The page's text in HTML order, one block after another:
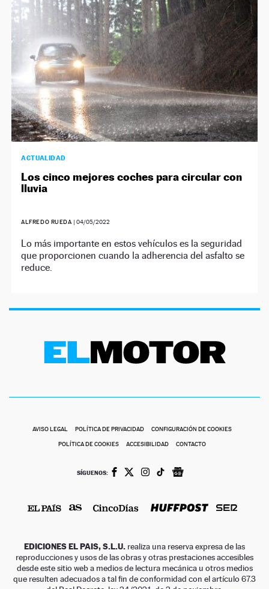
ACTUALIDAD
Los cinco mejores coches para circular con
lluvia
ALFREDO RUEDA | 04/05/2022
Lo más importante en estos vehículos es la seguridad
que proporcionen cuando la adherencia del asfalto se
reduce.
AVISO LEGAL POLÍTICA DE PRIVACIDAD CONFIGURACIÓN DE COOKIES
POLÍTICA DE COOKIES ACCESIBILIDAD CONTACTO
SÍGUENOS:
EDICIONES EL PAIS, S.L.U. realiza una reserva expresa de las
reproducciones y usos de las obras y otras prestaciones accesibles
desde este sitio web a medios de lectura mecánica u otros medios
que resulten adecuados a tal fin de conformidad con el artículo 67.3